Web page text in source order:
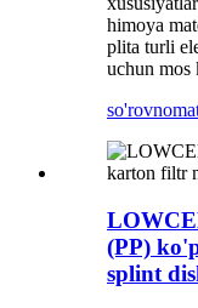
himoya
plita turli
uchun mos
so'rovnoma
(PP)
splint